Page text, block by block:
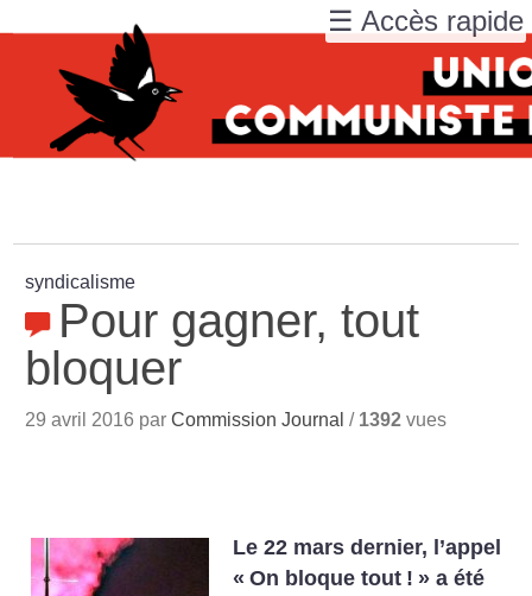
syndicalisme
Pour gagner, tout
bloquer
29 avril 2016 parCommission Journal / 1392 vues
Le 22 mars dernier, l’appel
« On bloque tout ! » a été
☰ Accès rapide